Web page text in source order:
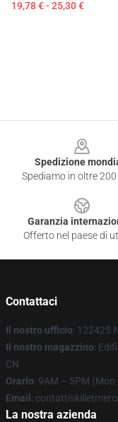
19,78 € - 25,30 €
Spedizione
Spediamo in oltre 200
Garanzia
Offerto nel paese di
Contattaci
Il nostro ufficio: 122425
Il nostro magazzino:
CN
Orario: 9AM – 5PM (Mon
Email :
La nostra azienda